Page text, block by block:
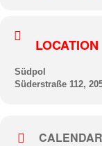
LOCATION
Südpol
Süderstraße 112,
CALENDAR